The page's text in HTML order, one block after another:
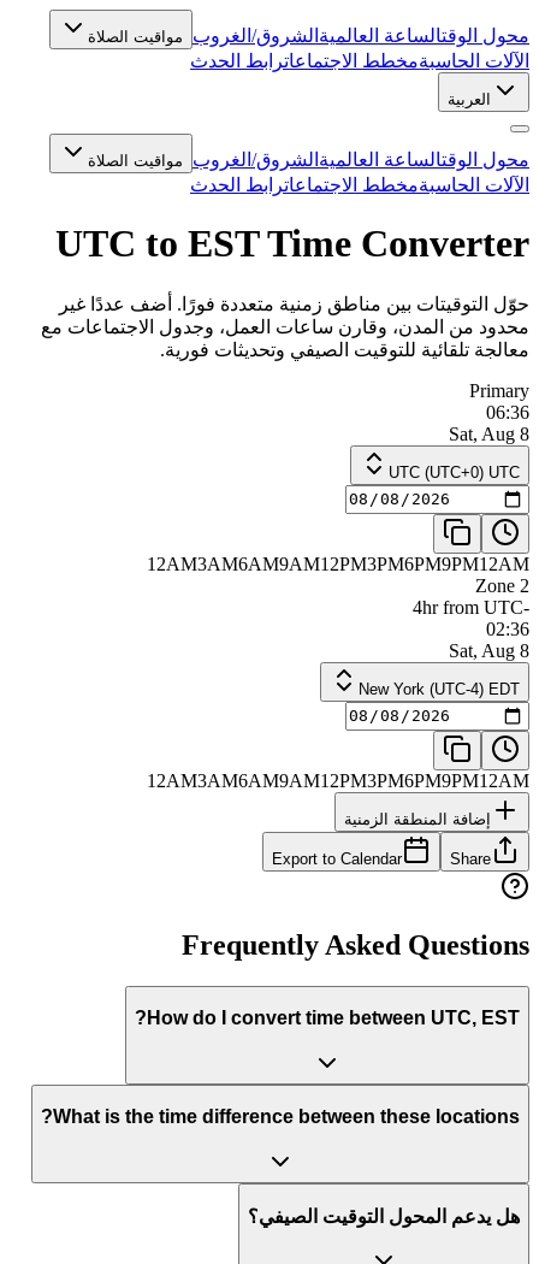
محول الوقتالساعة العالمية الشروق/الغروب مواقيت الصلاة
الآلات الحاسبةمخطط الاجتماعاترابط الحدث
العربية
محول الوقتالساعة العالمية الشروق/الغروب مواقيت الصلاة
الآلات الحاسبةمخطط الاجتماعاترابط الحدث
UTC to EST Time Converter
حوّل التوقيتات بين مناطق زمنية متعددة فورًا. أضف عددًا غير
محدود من المدن، وقارن ساعات العمل، وجدول الاجتماعات مع
معالجة تلقائية للتوقيت الصيفي وتحديثات فورية.
Primary
06:36
Sat, Aug 8
UTC (UTC+0) UTC
12AM3AM6AM9AM12PM3PM6PM9PM12AM
Zone 2
-4hr from UTC
02:36
Sat, Aug 8
New York (UTC-4) EDT
12AM3AM6AM9AM12PM3PM6PM9PM12AM
إضافة المنطقة الزمنية
Share
Export to Calendar
Frequently Asked Questions
How do I convert time between UTC, EST?
What is the time difference between these locations?
هل يدعم المحول التوقيت الصيفي؟